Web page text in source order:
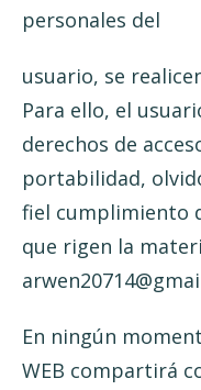
personales del
usuario, se
Para ello, el
derechos de
portabilidad,
fiel cumplimiento
que rigen la
En ningún
WEB compartirá